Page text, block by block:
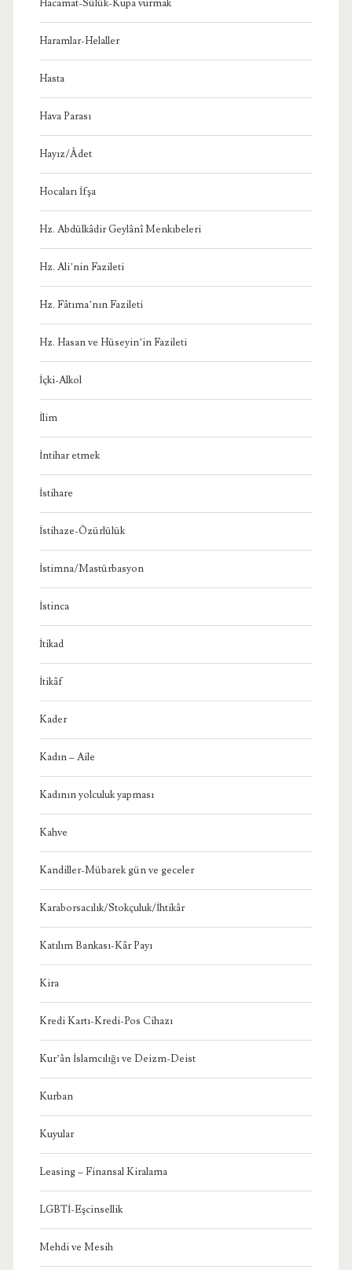
Hacamat-Sülük-Kupa vurmak
Haramlar-Helaller
Hasta
Hava Parası
Hayız/Âdet
Hocaları İfşa
Hz. Abdülkâdir Geylânî Menkıbeleri
Hz. Ali’nin Fazileti
Hz. Fâtıma’nın Fazileti
Hz. Hasan ve Hüseyin’in Fazileti
İçki-Alkol
İlim
İntihar etmek
İstihare
İstihaze-Özürlülük
İstimna/Mastürbasyon
İstinca
İtikad
İtikâf
Kader
Kadın – Aile
Kadının yolculuk yapması
Kahve
Kandiller-Mübarek gün ve geceler
Karaborsacılık/Stokçuluk/İhtikâr
Katılım Bankası-Kâr Payı
Kira
Kredi Kartı-Kredi-Pos Cihazı
Kur’ân İslamcılığı ve Deizm-Deist
Kurban
Kuyular
Leasing – Finansal Kiralama
LGBTİ-Eşcinsellik
Mehdi ve Mesih